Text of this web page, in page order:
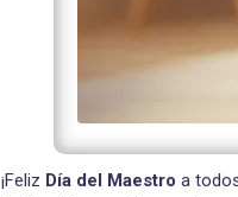
¡Feliz Día del Maestro a